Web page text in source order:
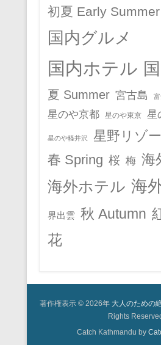
初夏 Early Summer
国内グルメ
国内ホテル
夏 Summer 宮古島
星のや京都 星のや東京 星
星のや軽井沢
星野リゾ
春 Spring 桜 梅 海
海外ホテル 海
界出雲 秋 Autumn
花
著作権表示 © 2026年 大人のための
Rights
Catch Kathmandu by